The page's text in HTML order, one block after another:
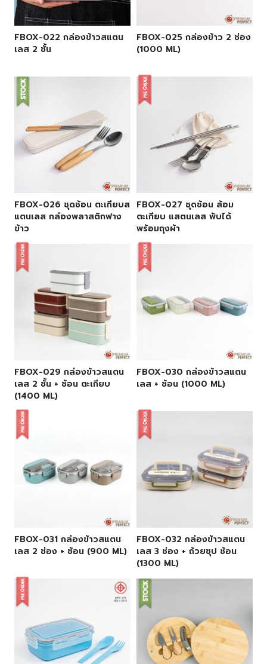
FBOX-022 กล่องข้าวสแตน
เลส 2 ชั้น
FBOX-025 กล่องข้าว 2 ช่อง
(1000 ML)
FBOX-026 ชุดช้อน ตะเกียบส
แตนเลส กล่องพลาสติกฟาง
ข้าว
FBOX-027 ชุดช้อน ส้อม
ตะเกียบ แสตนเลส พับได้
พร้อมถุงผ้า
FBOX-029 กล่องข้าวสแตน
เลส 2 ชั้น + ช้อน ตะเกียบ
(1400 ML)
FBOX-030 กล่องข้าวสแตน
เลส + ช้อน (1000 ML)
FBOX-031 กล่องข้าวสแตน
เลส 2 ช่อง + ช้อน (900 ML)
FBOX-032 กล่องข้าวสแตน
เลส 3 ช่อง + ถ้วยซุป ช้อน
(1300 ML)